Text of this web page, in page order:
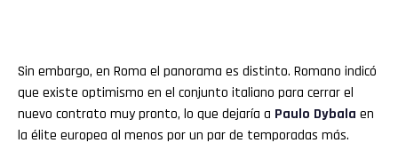
Sin embargo, en Roma el panorama es distinto. Romano indicó
que existe optimismo en el conjunto italiano para cerrar el
nuevo contrato muy pronto, lo que dejaría a Paulo Dybala en
la élite europea al menos por un par de temporadas más.